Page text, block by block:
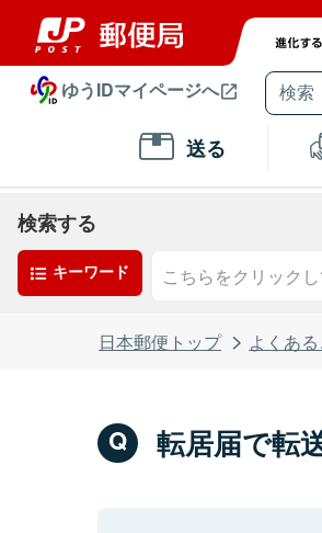
ゆうIDマイページへ
送る
検索する
キーワード
日本郵便トップ よくあ
転居届で転